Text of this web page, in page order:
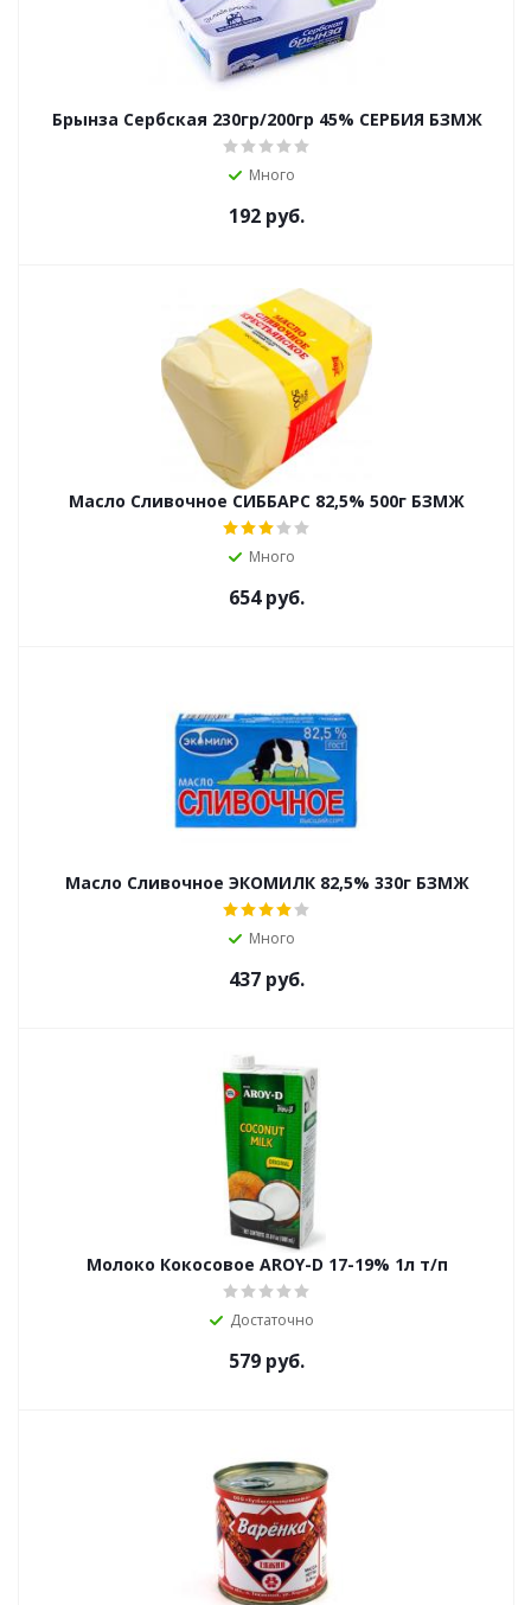
Брынза Сербская 230гр/200гр 45% СЕРБИЯ БЗМЖ
Много
192 руб.
Масло Сливочное СИББАРС 82,5% 500г БЗМЖ
Много
654руб.
Масло Сливочное ЭКОМИЛК 82,5% 330г БЗМЖ
Много
437 руб.
Молоко Кокосовое AROY-D 17-19% 1л т/п
Достаточно
579 руб.